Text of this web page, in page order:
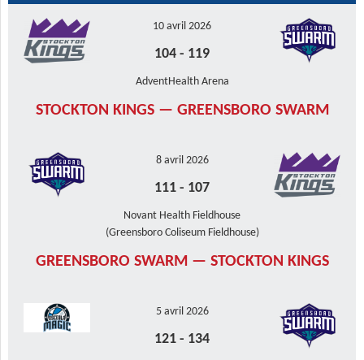
10 avril 2026
104 - 119
AdventHealth Arena
STOCKTON KINGS — GREENSBORO SWARM
8 avril 2026
111 - 107
Novant Health Fieldhouse
(Greensboro Coliseum Fieldhouse)
GREENSBORO SWARM — STOCKTON KINGS
5 avril 2026
121 - 134